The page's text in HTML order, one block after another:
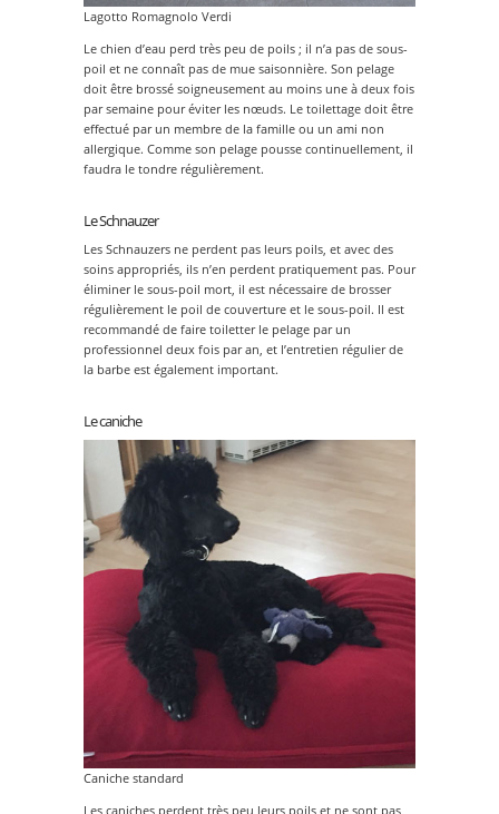
Lagotto Romagnolo Verdi
Le chien d’eau perd très peu de poils ; il n’a pas de sous-
poil et ne connaît pas de mue saisonnière. Son pelage
doit être brossé soigneusement au moins une à deux fois
par semaine pour éviter les nœuds. Le toilettage doit être
effectué par un membre de la famille ou un ami non
allergique. Comme son pelage pousse continuellement, il
faudra le tondre régulièrement.
Le Schnauzer
Les Schnauzers ne perdent pas leurs poils, et avec des
soins appropriés, ils n’en perdent pratiquement pas. Pour
éliminer le sous-poil mort, il est nécessaire de brosser
régulièrement le poil de couverture et le sous-poil. Il est
recommandé de faire toiletter le pelage par un
professionnel deux fois par an, et l’entretien régulier de
la barbe est également important.
Le caniche
Caniche standard
Les caniches perdent très peu leurs poils et ne sont pas